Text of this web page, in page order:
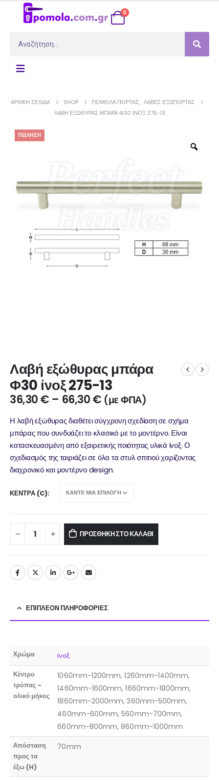
0
ΑΡΧΙΚΉ ΣΕΛΊΔΑ SHOP ΠΌΜΟΛΑ ΠΌΡΤΑΣ, ΛΑΒΈΣ ΕΞΏΠΟΡΤΑΣ
ΛΑΒΉ ΕΞΏΘΥΡΑΣ ΜΠΆΡΑ Φ30 ΊΝΟΞ 275-13
ΠΏΛΗΣΗ
Λαβή εξώθυρας μπάρα
Φ30 ίνοξ 275-13
36,30€ – 66,30€ (με ΦΠΑ)
Η λαβή εξώθυρας διαθέτει σύγχρονη σχεδίαση σε σχήμα
μπάρας που συνδυάζει το κλασικό με το μοντέρνο. Είναι
κατασκευασμένη από εξαιρετικής ποιότητας υλικά ίνοξ. Ο
σχεδιασμός της ταιριάζει σε όλα τα στυλ σπιτιού χαρίζοντας
διαχρονικό και μοντέρνο design.
ΚΈΝΤΡΑ (C)
ΠΡΟΣΘΉΚΗ ΣΤΟ ΚΑΛΆΘΙ
ΕΠΙΠΛΈΟΝ ΠΛΗΡΟΦΟΡΊΕΣ
Χρώμα ίνοξ
Κέντρο
τρύπας -
ολικό μήκος
1060mm-1200mm, 1260mm-1400mm,
1460mm-1600mm, 1660mm-1800mm,
1860mm-2000mm, 360mm-500mm,
460mm-600mm, 560mm-700mm,
660mm-800mm, 860mm-1000mm
Απόσταση
προς τα
έξω (H)
70mm